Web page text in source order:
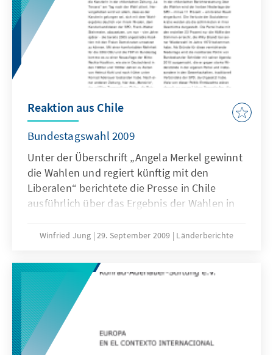
Reaktion aus Chile
Bundestagswahl 2009
Unter der Überschrift „Angela Merkel gewinnt
die Wahlen und regiert künftig mit den
Liberalen“ berichtete die Presse in Chile
ausführlich über das Ergebnis der Wahlen in
einem Ruck nach rechts gesprochen. Guido
der Wahlen angesehen.
Winfried Jung 29. September 2009 Länderberichte